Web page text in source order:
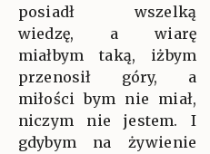
posiadł wszelką
wiedzę, a wiarę
miałbym taką, iżbym
przenosił góry, a
miłości bym nie miał,
niczym nie jestem. I
gdybym na żywienie